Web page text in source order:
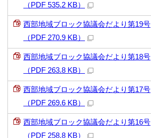
（PDF 535.2 KB）
西部地域ブロック協議会だより第19号
（PDF 270.9 KB）
西部地域ブロック協議会だより第18号
（PDF 263.8 KB）
西部地域ブロック協議会だより第17号
（PDF 269.6 KB）
西部地域ブロック協議会だより第16号
（PDF 258.8 KB）